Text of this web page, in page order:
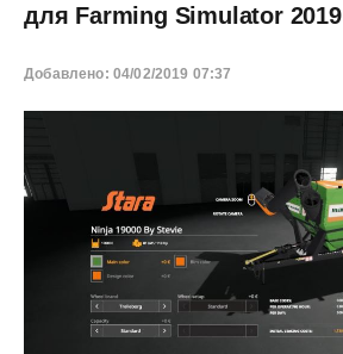
для Farming Simulator 2019
Добавлено: 04/02/2019 07:37